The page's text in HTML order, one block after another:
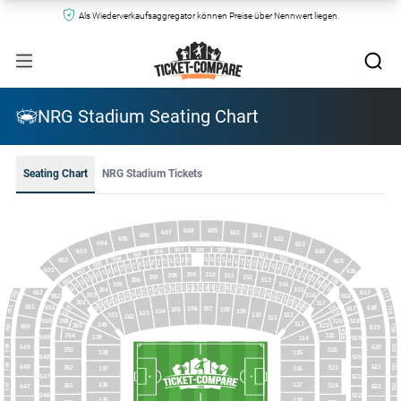
Als Wiederverkaufsaggregator können Preise über Nennwert liegen.
NRG Stadium Seating Chart
Seating Chart NRG Stadium Tickets
101 102
103 104 105 106 107 108 109
110 111 112
113
114
115
116
117
136
137
138
139
140
201202203204205206207208209210211212 213 214 215 216 217 218 219 220 221 222 223 224 226 227 228229230231 232233234235236237238239
301
302
303
304
305
306 307 308 309 310 311 312 313
314
315
316
317
318
319
320
320
321
A
B
322
323
324
351
352
353
354
355
355
356
401402403404405406407408409410411412413 414 415 416417 418 419 420 421 422 423 424 425 426 427428 429 430 431432433434435436437438439440441442443
501
502
503
504
505 506 507 508 509 510 511
512
513
514
515
516
517
518
519
520
521
522
546
547
548
549
550
551
552
601
602
603
604
605
606 607 608 609 610 611
612
613
614
615
616
617
618
619
620
621
622
647
648
649
650
651
652 717
718
719
720
721
722
747
748
749
750
751
752